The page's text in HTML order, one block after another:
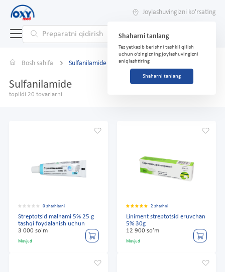
Joylashuvingizni ko'rsating
Shaharni tanlang
Tez yetkazib berishni tashkil qilish
uchun o'zingizning joylashuvingizni
aniqlashtiring
Shaharni tanlang
Bosh sahifa Sulfanilamide
Sulfanilamide
topildi 20 tovarlarni
0 sharhlarni
Streptotsid malhami 5% 25 g
tashqi foydalanish uchun
3 000 so'm
Mavjud
2 sharhni
Liniment streptotsid eruvchan
5% 30g
12 900 so'm
Mavjud